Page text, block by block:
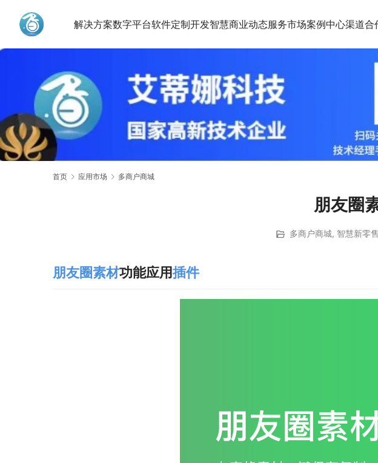
解决方案数字平台软件定制开发智慧商业动态服务市场案例中心渠道合
首页 应用市场 多商户商城
朋友圈
多商户商城, 智慧新零售
朋友圈素材功能应用插件